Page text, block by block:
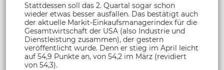
Stattdessen soll das 2. Quartal sogar schon
wieder etwas besser ausfallen. Das bestätigt auch
der aktuelle Markit-Einkaufsmanagerindex für die
Gesamtwirtschaft der USA (also Industrie und
Dienstleistung zusammen), der gestern
veröffentlicht wurde. Denn er stieg im April leicht
auf 54,9 Punkte an, von 54,2 im März (revidiert
von 54,3).